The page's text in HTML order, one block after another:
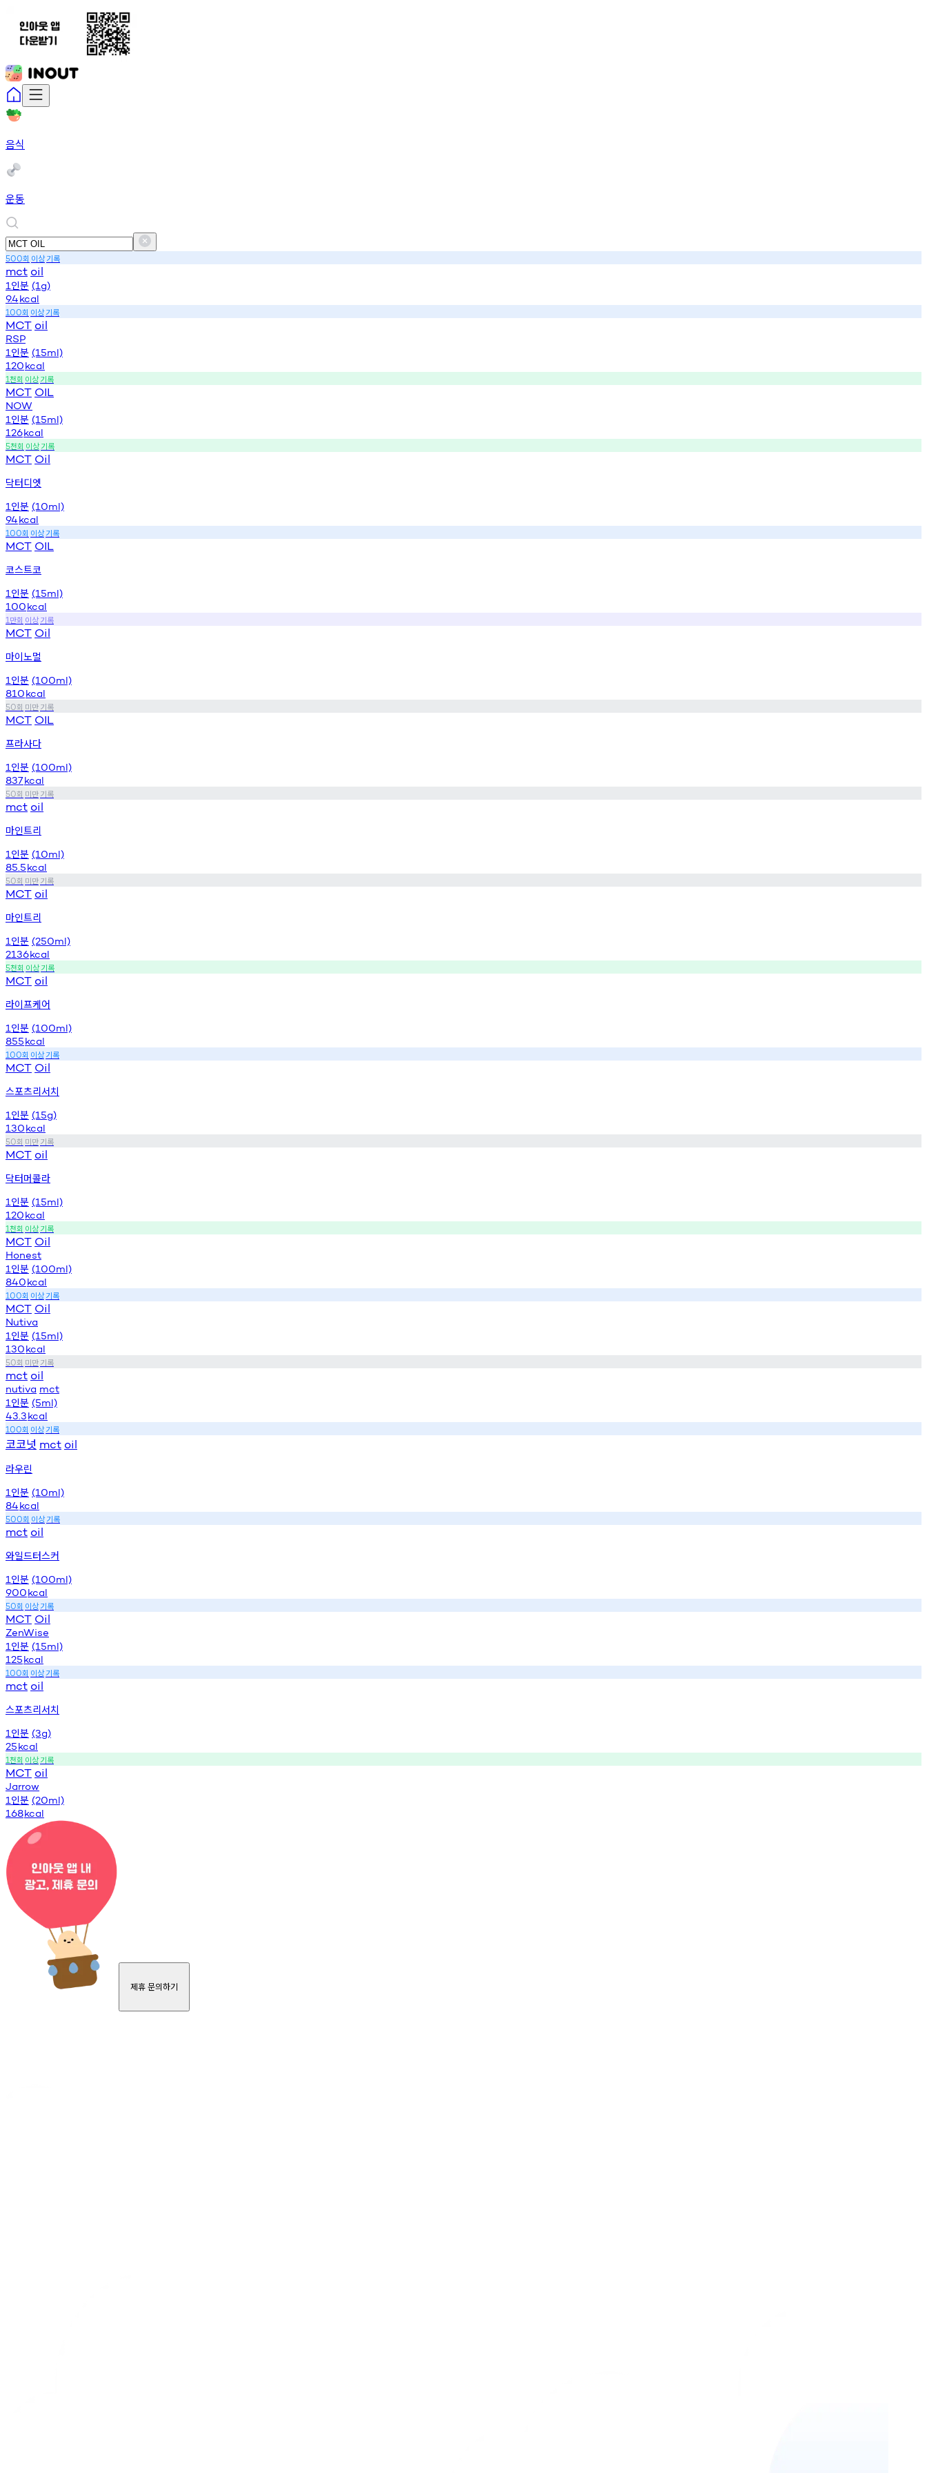
음식
운동
500회 이상기록
mct oil
1인분 (1g)
9.4kcal
100회 이상기록
MCT oil
RSP
1인분 (15ml)
120kcal
1천회 이상기록
MCT OIL
NOW
1인분 (15ml)
126kcal
5천회 이상기록
MCT Oil
닥터디엣
1인분 (10ml)
94kcal
100회 이상기록
MCT OIL
코스트코
1인분 (15ml)
100kcal
1만회 이상기록
MCT Oil
마이노멀
1인분 (100ml)
810kcal
50회 미만기록
MCT OIL
프라사다
1인분 (100ml)
837kcal
50회 미만기록
mct oil
마인트리
1인분 (10ml)
85.5kcal
50회 미만기록
MCT oil
마인트리
1인분 (250ml)
2136kcal
5천회 이상기록
MCT oil
라이프케어
1인분 (100ml)
855kcal
100회 이상기록
MCT Oil
스포츠리서치
1인분 (15g)
130kcal
50회 미만기록
MCT oil
닥터머콜라
1인분 (15ml)
120kcal
1천회 이상기록
MCT Oil
Honest
1인분 (100ml)
840kcal
100회 이상기록
MCT Oil
Nutiva
1인분 (15ml)
130kcal
50회 미만기록
mct oil
nutiva mct
1인분 (5ml)
43.3kcal
100회 이상기록
코코넛 mct oil
라우린
1인분 (10ml)
84kcal
500회 이상기록
mct oil
와일드터스커
1인분 (100ml)
900kcal
50회 이상기록
MCT Oil
ZenWise
1인분 (15ml)
125kcal
100회 이상기록
mct oil
스포츠리서치
1인분 (3g)
25kcal
1천회 이상기록
MCT oil
Jarrow
1인분 (20ml)
168kcal
제휴 문의하기